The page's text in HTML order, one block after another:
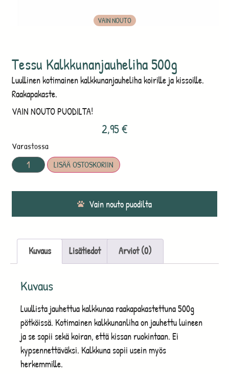
VAIN NOUTO
Tessu Kalkkunanjauheliha 500g
Luullinen kotimainen kalkkunanjauheliha koirille ja kissoille.
Raakapakaste.
VAIN NOUTO PUODILTA!
2,95€
Varastossa
LISÄÄ OSTOSKORIIN
Vain nouto puodilta
Kuvaus Lisätiedot Arviot (0)
Kuvaus
Luullista jauhettua kalkkunaa raakapakastettuna 500g
pötköissä. Kotimainen kalkkunanliha on jauhettu luineen
ja se sopii sekä koiran, että kissan ruokintaan. Ei
kypsennettäväksi. Kalkkuna sopii usein myös
herkemmille.